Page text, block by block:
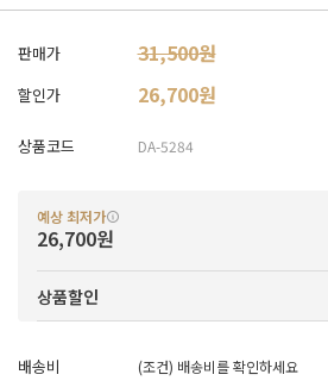
판매가 31,500원
할인가 26,700원
상품코드 DA-5284
예상 최저가
26,700원
상품할인
배송비 (조건) 배송비를 확인하세요